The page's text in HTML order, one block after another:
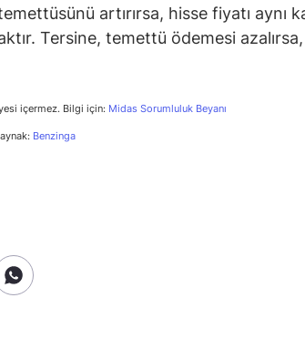
artırırsa, hisse fiyatı aynı
Tersine, temettü ödemesi
içermez. Bilgi için: Midas Sorumluluk Beyanı
Benzinga